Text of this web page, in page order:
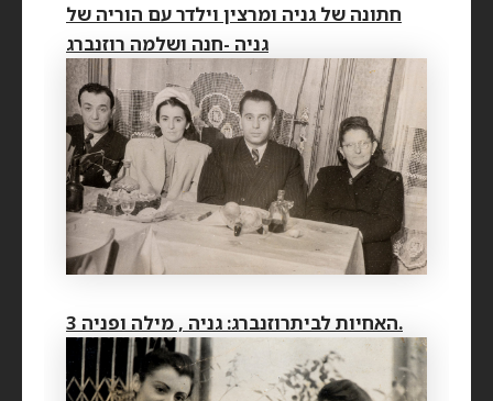
חתונה של גניה ומרצין וילדר עם הוריה של
גניה -חנה ושלמה רוזנברג
3 האחיות לביתרוזנברג: גניה , מילה ופניה.